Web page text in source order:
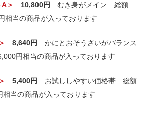
＞ 10,800円
むき身がメイン 総額
相当の商品が入っております
8,640円
かにとおそうざいがバランス
円相当の商品が入っております
5,400円
お試ししやすい価格帯 総額
相当の商品が入っております